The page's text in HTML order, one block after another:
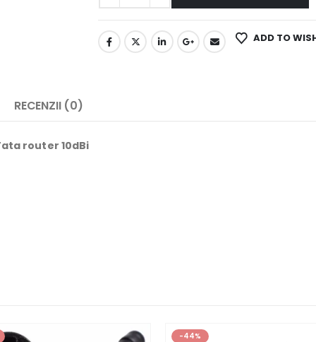
ADD TO
RECENZII (0)
router 10dBi
-44%